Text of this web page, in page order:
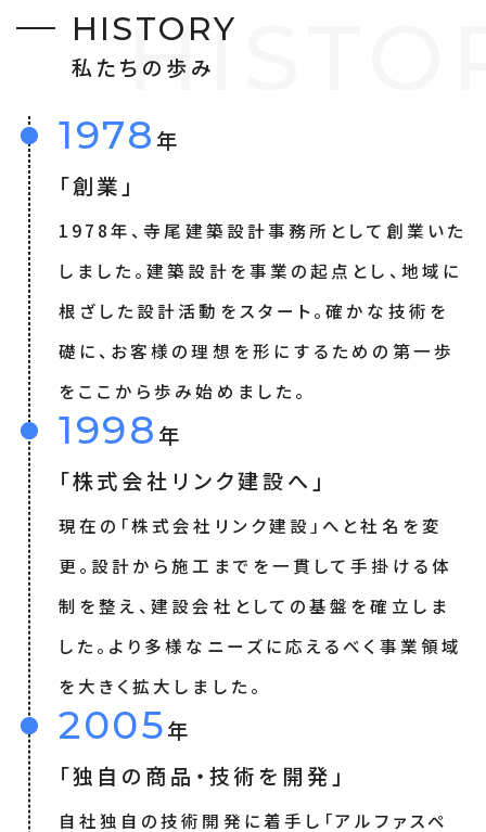
H ISTORY
私 たち の 歩み
HI
1978年
「創業」
1978年、寺尾建築設計事務所として創業いた
しました。建築設計を事業の起点とし、地域に
根ざした設計活動をスタート。確かな技術を
礎に、お客様の理想を形にするための第一歩
をここから歩み始めました。
1998年
「株式会社リンク建設へ」
現在の「株式会社リンク建設」へと社名を変
更。設計から施工までを一貫して手掛ける体
制を整え、建設会社としての基盤を確立しま
した。より多様なニーズに応えるべく事業領域
を大きく拡大しました。
2005年
「独自の商品・技術を開発」
自社独自の技術開発に着手し「アルファスペ